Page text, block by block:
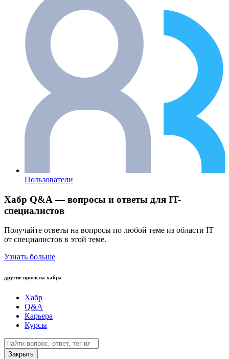
Пользователи
Хабр Q&A — вопросы и ответы для IT-
специалистов
Получайте ответы на вопросы по любой теме из области IT
от специалистов в этой теме.
Узнать больше
другие проекты хабра
Хабр
Q&A
Карьера
Курсы
Закрыть